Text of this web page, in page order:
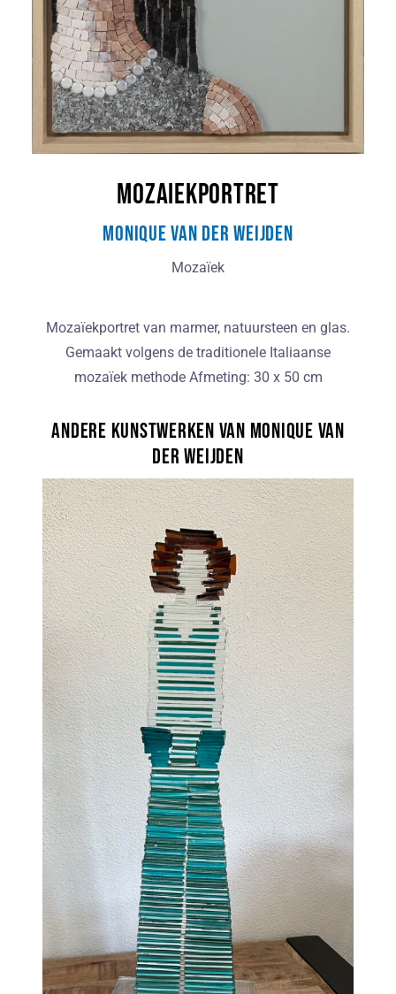
Mozaiekportret
Monique van der Weijden
Mozaïek
Mozaïekportret van marmer, natuursteen en glas.
Gemaakt volgens de traditionele Italiaanse
mozaïek methode Afmeting: 30 x 50 cm
Andere kunstwerken van Monique van
der Weijden